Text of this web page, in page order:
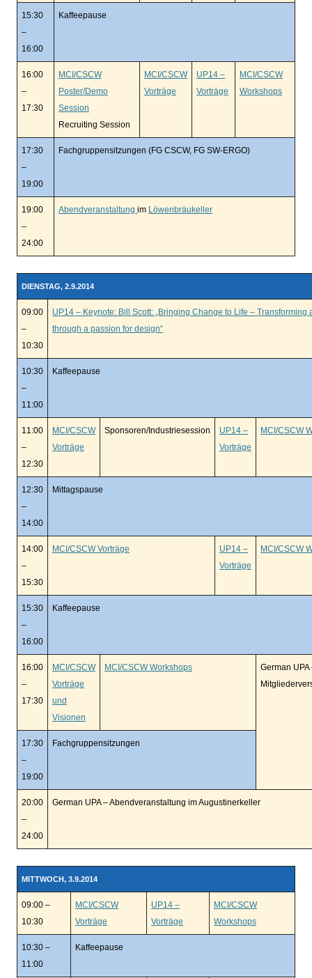
15:30
–
16:00
Kaffeepause
16:00
–
17:30
MCI/CSCW
Poster/Demo
Session
Recruiting Session
MCI/CSCW
Vorträge
UP14 –
Vorträge
MCI/CSCW
Workshops
17:30
–
19:00
Fachgruppensitzungen (FG CSCW, FG SW-ERGO)
19:00
–
24:00
Abendveranstaltung im Löwenbräukeller
DIENSTAG, 2.9.2014
09:00
–
10:30
UP14 – Keynote: Bill Scott: „Bringing Change to Life – Transforming
through a passion for design“
10:30
–
11:00
Kaffeepause
11:00
–
12:30
MCI/CSCW
Vorträge
Sponsoren/Industriesession
UP14 –
Vorträge
MCI/CSCW
12:30
–
14:00
Mittagspause
14:00
–
15:30
MCI/CSCW Vorträge
UP14 –
Vorträge
MCI/CSCW
15:30
–
16:00
Kaffeepause
16:00
–
17:30
MCI/CSCW
Vorträge
und
Visionen
MCI/CSCW Workshops
German UPA
17:30
–
19:00
Fachgruppensitzungen
20:00
–
24:00
German UPA – Abendveranstaltung im Augustinerkeller
MITTWOCH, 3.9.2014
09:00 –
10:30
MCI/CSCW
Vorträge
UP14 –
Vorträge
MCI/CSCW
Workshops
10:30 –
11:00
Kaffeepause